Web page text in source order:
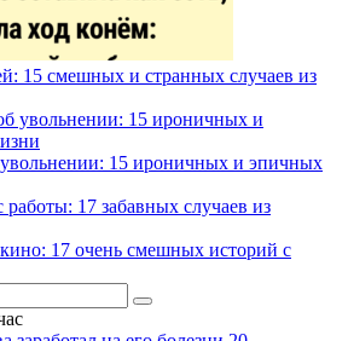
15 смешных и странных случаев из
15 ироничных и эпичных
17 очень смешных историй с